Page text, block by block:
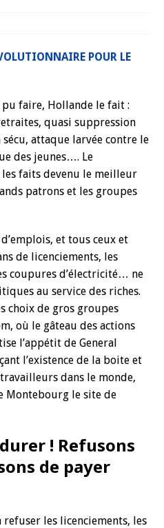
POUR LE
pu faire, Hollande le fait :
quasi suppression
attaque larvée contre le
des jeunes…. Le
les faits devenu le meilleur
patrons et les groupes
et tous ceux et
de licenciements, les
coupures d’électricité… ne
au service des riches.
choix de gros groupes
où le gâteau des actions
l’appétit de General
l’existence de la boite et
dans le monde,
Montebourg le site de
! Refusons
de payer
les licenciements, les